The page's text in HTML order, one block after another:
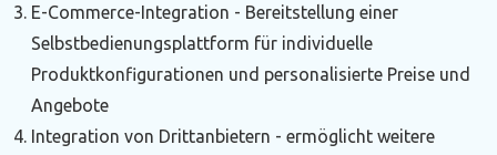
E-Commerce-Integration - Bereitstellung einer
Selbstbedienungsplattform für individuelle
Produktkonfigurationen und personalisierte Preise und
Angebote
Integration von Drittanbietern - ermöglicht weitere